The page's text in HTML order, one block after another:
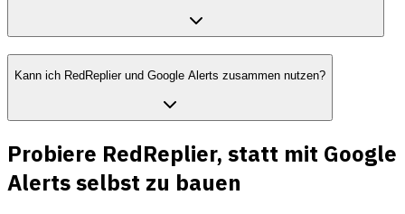
Kann ich RedReplier und Google Alerts zusammen nutzen?
Probiere RedReplier, statt mit Google
Alerts selbst zu bauen